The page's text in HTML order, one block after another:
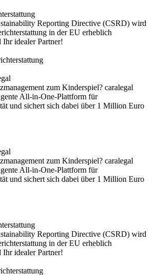
Reporting Directive (CSRD) wird
in der EU erheblich
Ihr idealer Partner!
zum Kinderspiel? caralegal
All-in-One-Plattform für
und sichert sich dabei über 1 Million Euro
zum Kinderspiel? caralegal
All-in-One-Plattform für
und sichert sich dabei über 1 Million Euro
Reporting Directive (CSRD) wird
in der EU erheblich
Ihr idealer Partner!